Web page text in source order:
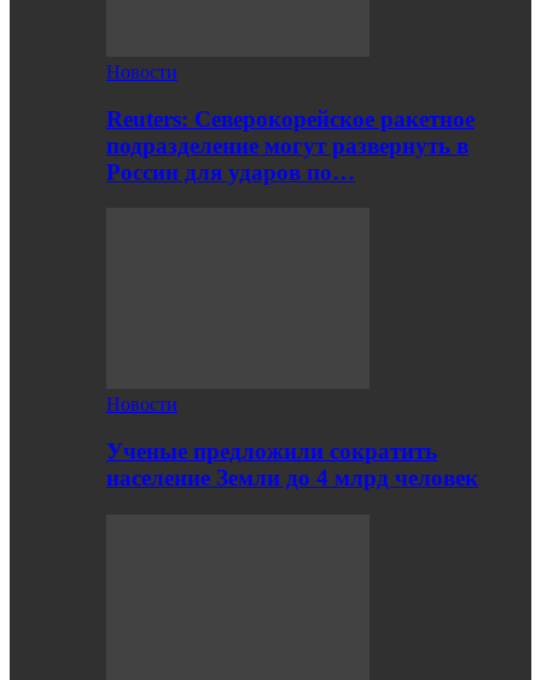
Новости
Reuters: Северокорейское ракетное
подразделение могут развернуть в
России для ударов по…
Новости
Ученые предложили сократить
население Земли до 4 млрд человек